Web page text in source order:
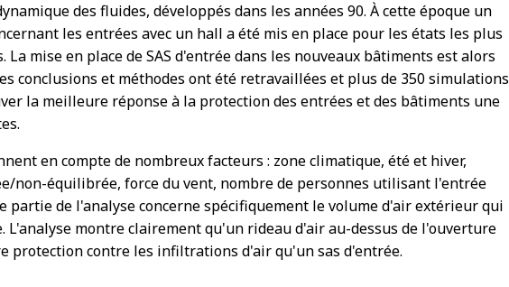
des fluides, développés dans les années 90. À cette époque un
les entrées avec un hall a été mis en place pour les états les plus
La mise en place de SAS d'entrée dans les nouveaux bâtiments est alors
conclusions et méthodes ont été retravaillées et plus de 350 simulations
la meilleure réponse à la protection des entrées et des bâtiments une
en compte de nombreux facteurs : zone climatique, été et hiver,
non-équilibrée, force du vent, nombre de personnes utilisant l'entrée
partie de l'analyse concerne spécifiquement le volume d'air extérieur qui
montre clairement qu'un rideau d'air au-dessus de l'ouverture
protection contre les infiltrations d'air qu'un sas d'entrée.